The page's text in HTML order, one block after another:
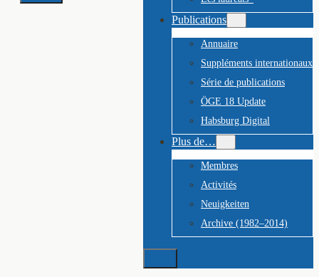
Publications
Annuaire
Suppléments internationaux
Série de publications
ÖGE 18 Update
Habsburg Digital
Plus de…
Membres
Activités
Neuigkeiten
Archive (1982–2014)
Suchen